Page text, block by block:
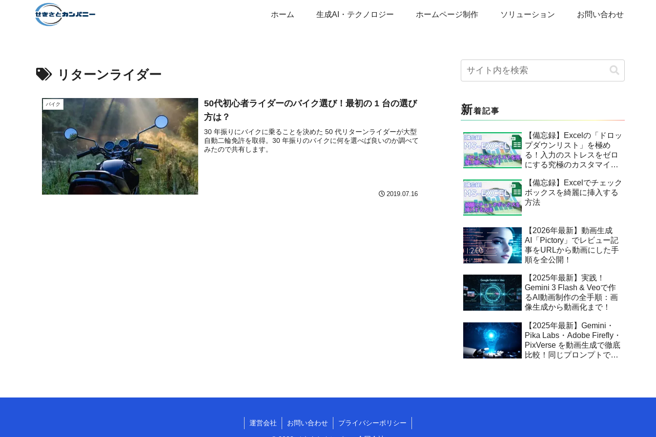
ホーム 生成AI・テクノロジー ホームページ制作 ソリューション お問い合わせ
リターンライダー
バイク
50代初心者ライダーのバイク選び！最初の 1 台の選び
方は？
30 年振りにバイクに乗ることを決めた 50 代リターンライダーが大型
自動二輪免許を取得。30 年振りのバイクに何を選べば良いのか調べて
みたので共有します。
2019.07.16
新着記事
【備忘録】Excelの「ドロッ
プダウンリスト」を極め
る！入力のストレスをゼロ
にする究極のカスタマイ
【備忘録】Excelでチェック
ボックスを綺麗に挿入する
方法
【2026年最新】動画生成
AI「Pictory」でレビュー記
事をURLから動画にした手
順を全公開！
【2025年最新】実践！
Gemini 3 Flash & Veoで作
るAI動画制作の全手順：画
像生成から動画化まで！
【2025年最新】Gemini・
Pika Labs・Adobe Firefly・
PixVerse を動画生成で徹底
比較！同じプロンプトでわ
運営会社 お問い合わせ プライバシーポリシー